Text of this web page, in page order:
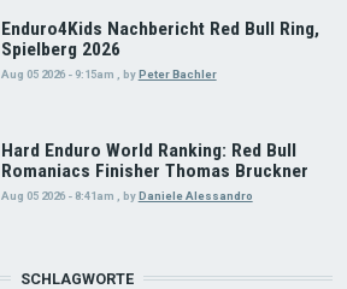
Enduro4Kids Nachbericht Red Bull Ring,
Spielberg 2026
Aug 05 2026 - 9:15am byPeter Bachler
Hard Enduro World Ranking: Red Bull
Romaniacs Finisher Thomas Bruckner
Aug 05 2026 - 8:41am byDaniele Alessandro
SCHLAGWORTE